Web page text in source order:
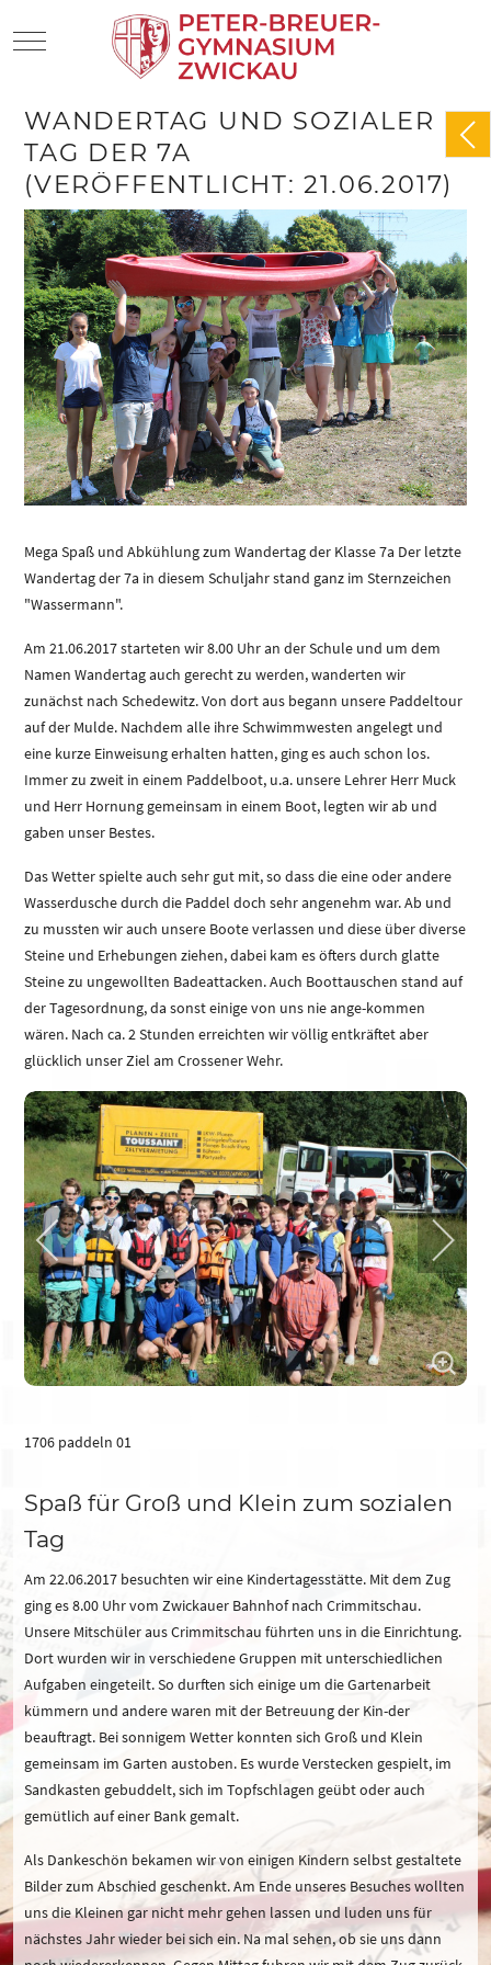
Mobile Menu Toggle
WANDERTAG UND SOZIALER
TAG DER 7A
(VERÖFFENTLICHT: 21.06.2017)
Mega Spaß und Abkühlung zum Wandertag der Klasse 7a Der letzte
Wandertag der 7a in diesem Schuljahr stand ganz im Sternzeichen
"Wassermann".
Am 21.06.2017 starteten wir 8.00 Uhr an der Schule und um dem
Namen Wandertag auch gerecht zu werden, wanderten wir
zunächst nach Schedewitz. Von dort aus begann unsere Paddeltour
auf der Mulde. Nachdem alle ihre Schwimmwesten angelegt und
eine kurze Einweisung erhalten hatten, ging es auch schon los.
Immer zu zweit in einem Paddelboot, u.a. unsere Lehrer Herr Muck
und Herr Hornung gemeinsam in einem Boot, legten wir ab und
gaben unser Bestes.
Das Wetter spielte auch sehr gut mit, so dass die eine oder andere
Wasserdusche durch die Paddel doch sehr angenehm war. Ab und
zu mussten wir auch unsere Boote verlassen und diese über diverse
Steine und Erhebungen ziehen, dabei kam es öfters durch glatte
Steine zu ungewollten Badeattacken. Auch Boottauschen stand auf
der Tagesordnung, da sonst einige von uns nie ange-kommen
wären. Nach ca. 2 Stunden erreichten wir völlig entkräftet aber
glücklich unser Ziel am Crossener Wehr.
1706 paddeln 01
Spaß für Groß und Klein zum sozialen
Tag
Am 22.06.2017 besuchten wir eine Kindertagesstätte. Mit dem Zug
ging es 8.00 Uhr vom Zwickauer Bahnhof nach Crimmitschau.
Unsere Mitschüler aus Crimmitschau führten uns in die Einrichtung.
Dort wurden wir in verschiedene Gruppen mit unterschiedlichen
Aufgaben eingeteilt. So durften sich einige um die Gartenarbeit
kümmern und andere waren mit der Betreuung der Kin-der
beauftragt. Bei sonnigem Wetter konnten sich Groß und Klein
gemeinsam im Garten austoben. Es wurde Verstecken gespielt, im
Sandkasten gebuddelt, sich im Topfschlagen geübt oder auch
gemütlich auf einer Bank gemalt.
Als Dankeschön bekamen wir von einigen Kindern selbst gestaltete
Bilder zum Abschied geschenkt. Am Ende unseres Besuches wollten
uns die Kleinen gar nicht mehr gehen lassen und luden uns für
nächstes Jahr wieder bei sich ein. Na mal sehen, ob sie uns dann